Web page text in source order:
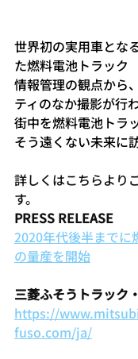
世界初の実用車とな
た燃料電池トラック
情報管理の観点から
ティのなか撮影が行
街中を燃料電池トラ
そう遠くない未来に
詳しくはこちらより
す。
PRESS RELEASE
2020年代後半までに
の量産を開始
三菱ふそうトラック
https://
fuso.com/ja/